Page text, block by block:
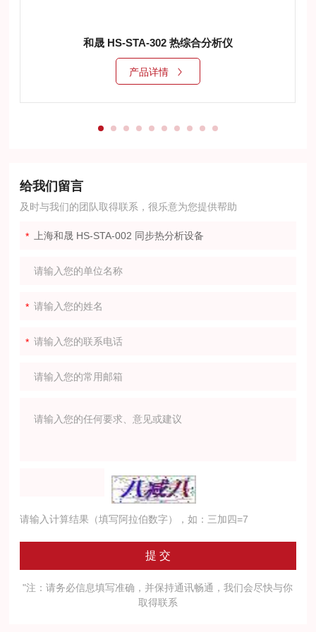
和晟 HS-STA-302 热综合分析仪
产品详情
给我们留言
及时与我们的团队取得联系，很乐意为您提供帮助
请输入计算结果（填写阿拉伯数字），如：三加四=7
"注：请务必信息填写准确，并保持通讯畅通，我们会尽快与你
取得联系